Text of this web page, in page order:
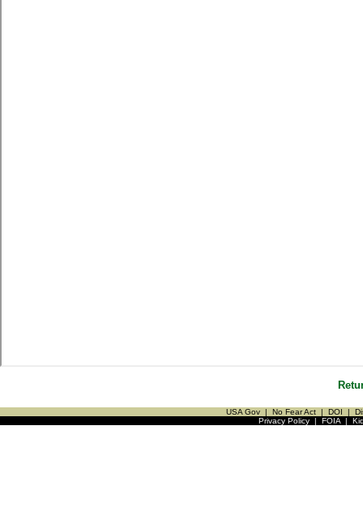
USA Gov | No Fear Act | DOI |
Privacy Policy| FOIA|